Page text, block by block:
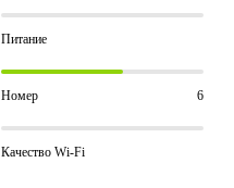
Питание
Номер 6
Качество Wi-Fi